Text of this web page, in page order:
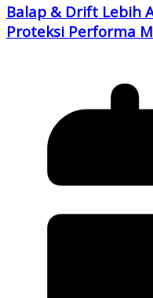
Balap & Drift Lebih
Proteksi Performa